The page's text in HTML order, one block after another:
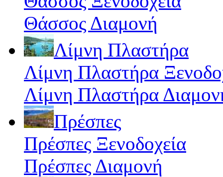
Θάσσος Διαμονή
Λίμνη Πλαστήρα
Λίμνη Πλαστήρα
Λίμνη Πλαστήρα
Πρέσπες
Πρέσπες Ξενοδοχεία
Πρέσπες Διαμονή